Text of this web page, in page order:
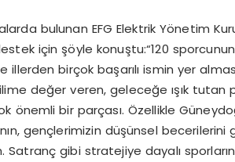
bulunan EFG Elektrik Yönetim
için şöyle konuştu:“120
illerden birçok başarılı ismin yer
değer veren, geleceğe ışık tutan
önemli bir parçası. Özellikle
gençlerimizin düşünsel becerilerini
Satranç gibi stratejiye dayalı